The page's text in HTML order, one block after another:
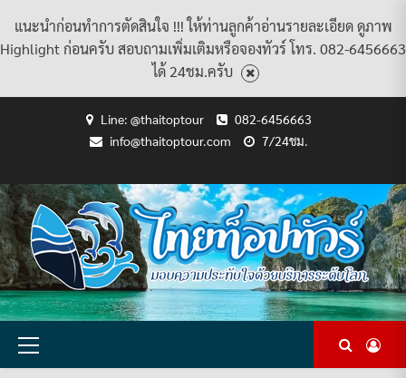
แนะนำก่อนทำการตัดสินใจ !!! ให้ท่านลูกค้าอ่านรายละเอียด ดูภาพ
Highlight ก่อนครับ สอบถามเพิ่มเติมหรือจองทัวร์ โทร. 082-6456663
ได้ 24ชม.ครับ
Line: @thaitoptour
082-6456663
info@thaitoptour.com
7/24ชม.
USACCOUNT
POLICY
AND
CONDITIONS
แพ็คเกจ
ทัวร์
ทั้งหมด
ต้อนรับ
สู่
ไทย
ท็อป
ทัวร์
กับ
เรา
ทัวร์
ทั้งหมด
Primary